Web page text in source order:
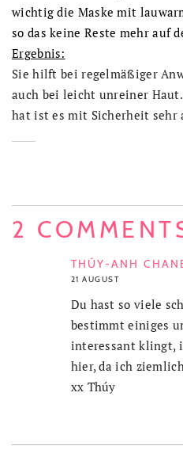
wichtig die Maske mit
so das keine Reste mehr auf
Ergebnis:
Sie hilft bei regelmäßiger
auch bei leicht unreiner
hat ist es mit Sicherheit sehr
2
THÚY-ANH
21 AUGUST
Du hast so viele
bestimmt einiges
interessant klingt,
hier, da ich
xx Thúy